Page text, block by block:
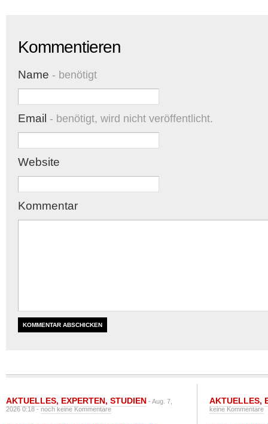
Kommentieren
Name - benötigt
Email - benötigt, wird nicht veröffentlicht.
Website
Kommentar
AKTUELLES, EXPERTEN, STUDIEN - Aug. 7,
2026 0:18 -noch keine Kommentare
AKTUELLES,
keine Kommentare